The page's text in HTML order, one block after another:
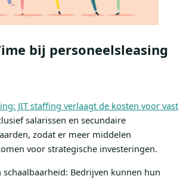
bij personeelsleasing
JIT staffing verlaagt de kosten voor vast
salarissen en secundaire
zodat er meer middelen
voor strategische investeringen.
Bedrijven kunnen hun